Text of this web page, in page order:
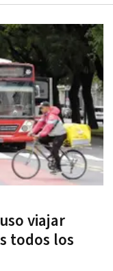
viajar
todos los